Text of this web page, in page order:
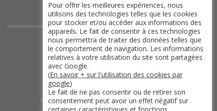
indisponible
indisponible
indisponible
©2019 - 2026 TOUT DROIT RÉSERVÉ -
MENTIONS LÉGALES
Pour offrir les meilleures expériences, nous
utilisons des technologies telles que les cookies
pour stocker et/ou accéder aux informations des
appareils. Le fait de consentir à ces technologies
nous permettra de traiter des données telles que
le comportement de navigation. Les informations
relatives à votre utilisation du site sont partagées
avec Google.
(En savoir + sur l'utilisation des cookies par
google)
Le fait de ne pas consentir ou de retirer son
consentement peut avoir un effet négatif sur